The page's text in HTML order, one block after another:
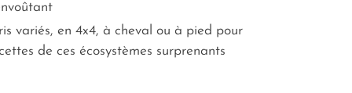
variés, en 4x4, à cheval ou à pied pour
de ces écosystèmes surprenants